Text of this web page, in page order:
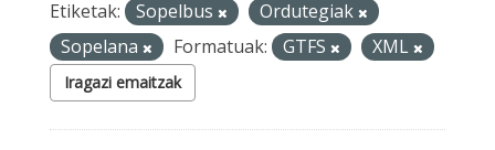
Etiketak: Sopelbus
Ordutegiak
Sopelana
Formatuak: GTFS XML
Iragazi emaitzak